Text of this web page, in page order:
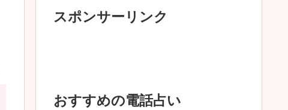
スポンサーリンク
おすすめの電話占い